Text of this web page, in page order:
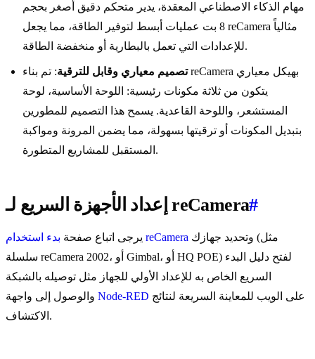
مهام الذكاء الاصطناعي المعقدة، يدير متحكم دقيق أصغر بحجم
8 بت عمليات أبسط لتوفير الطاقة، مما يجعل reCamera مثالياً
للإعدادات التي تعمل بالبطارية أو منخفضة الطاقة.
تصميم معياري وقابل للترقية: تم بناء reCamera بهيكل معياري
يتكون من ثلاثة مكونات رئيسية: اللوحة الأساسية، لوحة
المستشعر، واللوحة القاعدية. يسمح هذا التصميم للمطورين
بتبديل المكونات أو ترقيتها بسهولة، مما يضمن المرونة ومواكبة
المستقبل للمشاريع المتطورة.
إعداد الأجهزة السريع لـ reCamera#
يرجى اتباع صفحة بدء استخدام reCamera
سلسلة reCamera 2002، أو Gimbal، أو HQ POE) لفتح دليل البدء
السريع الخاص به للإعداد الأولي للجهاز مثل توصيله بالشبكة
Node-RED
الاكتشاف.